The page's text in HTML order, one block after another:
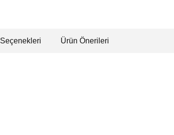
Ürün Önerileri